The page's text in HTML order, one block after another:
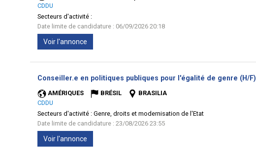
CDDU
Secteurs d'activité :
Date limite de candidature : 06/09/2026 20:18
Voir l'annonce
Conseiller.e en politiques publiques pour l'égalité de genre (H/F)
AMÉRIQUES BRÉSIL
BRASILIA
CDDU
Secteurs d'activité : Genre, droits et modernisation de l'Etat
Date limite de candidature : 23/08/2026 23:55
Voir l'annonce